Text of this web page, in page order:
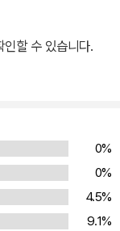
만 말하는 샘이 불
순무 피클이 형편
실이 모습을 드러냈
저지른 잘못은 거
때는 상대방을 존
이야기를 통해 우
법을 깨달을 수 있
할 수 있습니다.
0%
0%
4.5%
9.1%